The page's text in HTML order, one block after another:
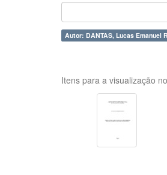
Autor: DANTAS, Lucas Emanuel
Itens para a visualização